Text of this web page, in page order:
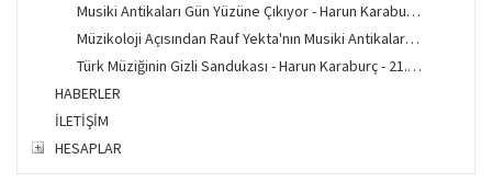
Musiki Antikaları Gün Yüzüne Çıkıyor - Harun Karaburç - 10.11.2018
Müzikoloji Açısından Rauf Yekta'nın Musiki Antikaları - Recep Uslu - 22.10.2018
Türk Müziğinin Gizli Sandukası - Harun Karaburç - 21.10.2018
HABERLER
İLETİŞİM
HESAPLAR